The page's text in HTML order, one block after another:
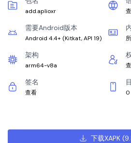
add.aplioxr
需要Android版本
Android 4.4+ (Kitkat, API 19)
架构
arm64-v8a
签名
查看 0
下载XAPK(